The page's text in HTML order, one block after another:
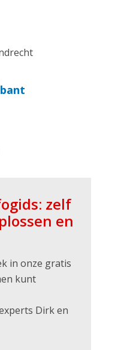
zelf
en
in onze gratis
kunt
Dirk en